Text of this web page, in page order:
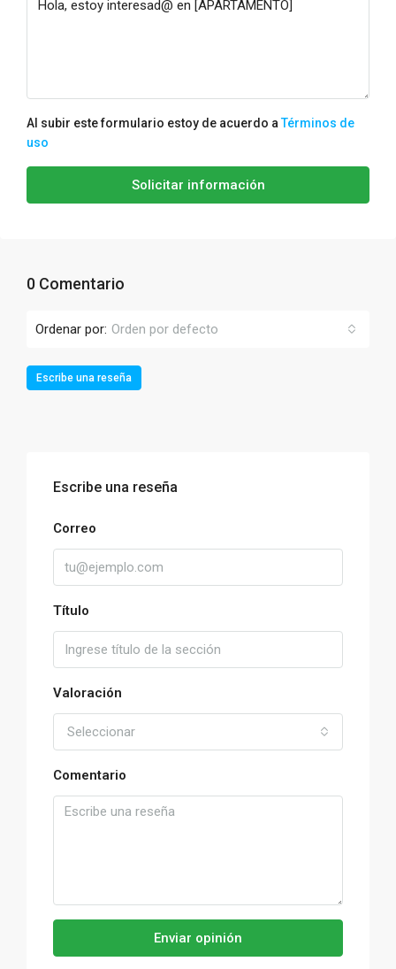
Al subir este formulario estoy de acuerdo aTérminos de
uso
Solicitar información
0 Comentario
Ordenar por: Orden por defecto
Escribe una reseña
Escribe una reseña
Correo
Título
Valoración
Seleccionar
Comentario
Enviar opinión